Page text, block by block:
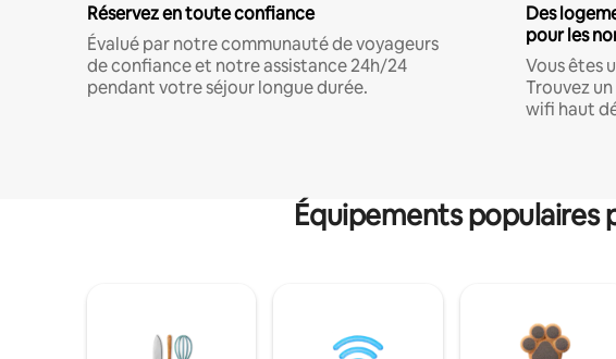
Réservez en toute confiance
Évalué par notre communauté de voyageurs
de confiance et notre assistance 24h/24
pendant votre séjour longue durée.
Des
pour les
Vous êtes
Trouvez
wifi haut
Équipements populaires